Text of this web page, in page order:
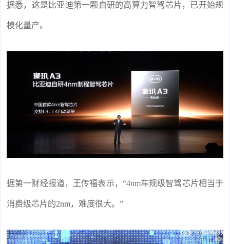
据悉，这是比亚迪第一颗自研的高算力智驾芯片，已开始规
模化量产。
据第一财经报道，王传福表示，“4nm车规级智驾芯片相当于
消费级芯片的2nm，难度很大。”